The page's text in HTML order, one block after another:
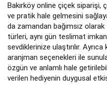
Bakırköy online çiçek siparişi,
ve pratik hale gelmesini
da zamandan bağımsız
türleri, aynı gün teslimat
sevdiklerinize ulaştırılır.
aranjman seçenekleri ile
özgün ve anlamlı hale
verilen hediyenin duygusal